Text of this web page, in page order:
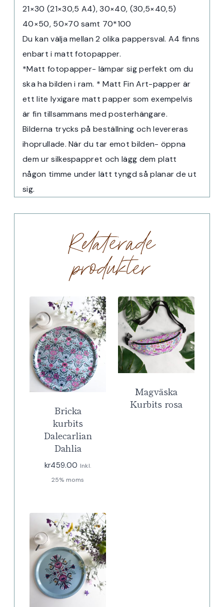
21×30 (21×30,5 A4), 30×40, (30,5×40,5)
40×50, 50×70 samt 70*100
Du kan välja mellan 2 olika pappersval. A4 finns
enbart i matt fotopapper.
*Matt fotopapper- lämpar sig perfekt om du
ska ha bilden i ram. * Matt Fin Art-papper är
ett lite lyxigare matt papper som exempelvis
är fin tillsammans med posterhängare.
Bilderna trycks på beställning och levereras
ihoprullade. När du tar emot bilden- öppna
dem ur silkespappret och lägg dem platt
någon timme under lätt tyngd så planar de ut
sig.
Relaterade
produkter
Bricka
kurbits
Dalecarlian
Dahlia
kr459.00 Inkl.
25% moms
Magväska
Kurbits rosa